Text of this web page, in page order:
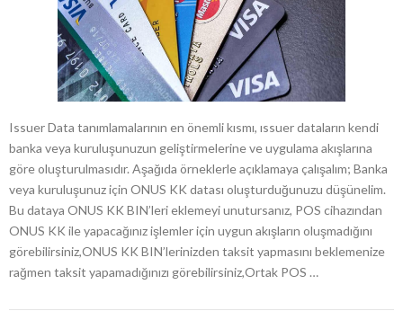
Issuer Data tanımlamalarının en önemli kısmı, ıssuer dataların kendi
banka veya kuruluşunuzun geliştirmelerine ve uygulama akışlarına
göre oluşturulmasıdır. Aşağıda örneklerle açıklamaya çalışalım; Banka
veya kuruluşunuz için ONUS KK datası oluşturduğunuzu düşünelim.
Bu dataya ONUS KK BIN’leri eklemeyi unutursanız, POS cihazından
ONUS KK ile yapacağınız işlemler için uygun akışların oluşmadığını
görebilirsiniz,ONUS KK BIN’lerinizden taksit yapmasını beklemenize
rağmen taksit yapamadığınızı görebilirsiniz,Ortak POS …